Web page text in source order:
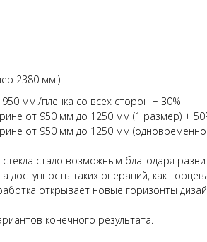
2380 мм.).
мм./пленка со всех сторон + 30%
от 950 мм до 1250 мм (1 размер) +
от 950 мм до 1250 мм (одновременно
стало возможным благодаря
таких операций, как
открывает новые горизонты
конечного результата.